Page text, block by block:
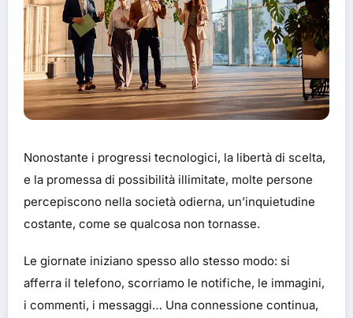
Nonostante i progressi tecnologici, la libertà di scelta,
e la promessa di possibilità illimitate, molte persone
percepiscono nella società odierna, un’inquietudine
costante, come se qualcosa non tornasse.
Le giornate iniziano spesso allo stesso modo: si
afferra il telefono, scorriamo le notifiche, le immagini,
i commenti, i messaggi… Una connessione continua,